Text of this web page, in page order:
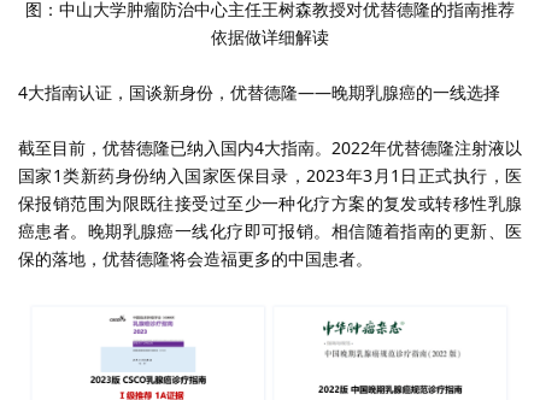
图：中山大学肿瘤防治中心主任王树森教授对优替德隆的指南推荐
依据做详细解读
4大指南认证，国谈新身份，优替德隆——晚期乳腺癌的一线选择
截至目前，优替德隆已纳入国内4大指南。 2022年优替德隆注射液以
国家1类新药身份纳入国家医保目录，2023年3月 1 日正式执行，医
保报销范围为限既往接受过至少一种化疗方案的复发或转移性乳腺
癌患者。 晚期乳腺癌一线化疗即可报销。相信随着指南的更新、医
保的落地，优替德隆将会造福更多的中国患者。